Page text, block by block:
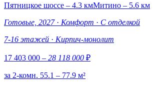
Пятницкое шоссе – 4.3 кмМитино – 5.6 км
Готовые, 2027 · Комфорт · С отделкой
7-16 этажей · Кирпич-монолит
17 403 000 – 28 118 000 ₽
за 2-комн. 55.1 – 77.9 м²